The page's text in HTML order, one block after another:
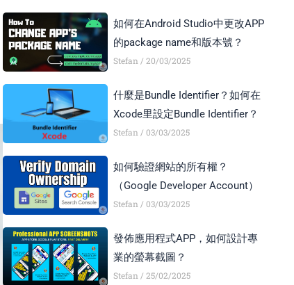
如何在Android Studio中更改APP
的package name和版本號？
Stefan 20/03/2025
什麼是Bundle Identifier？如何在
Xcode里設定Bundle Identifier？
Stefan 03/03/2025
如何驗證網站的所有權？
（Google Developer Account）
Stefan 03/03/2025
發佈應用程式APP，如何設計專
業的螢幕截圖？
Stefan 25/02/2025